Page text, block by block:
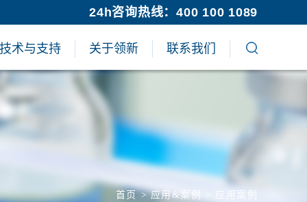
24h咨询热线：400 100 1089
技术与支持 关于领新 联系我们
首页>应用&案例 应用案例